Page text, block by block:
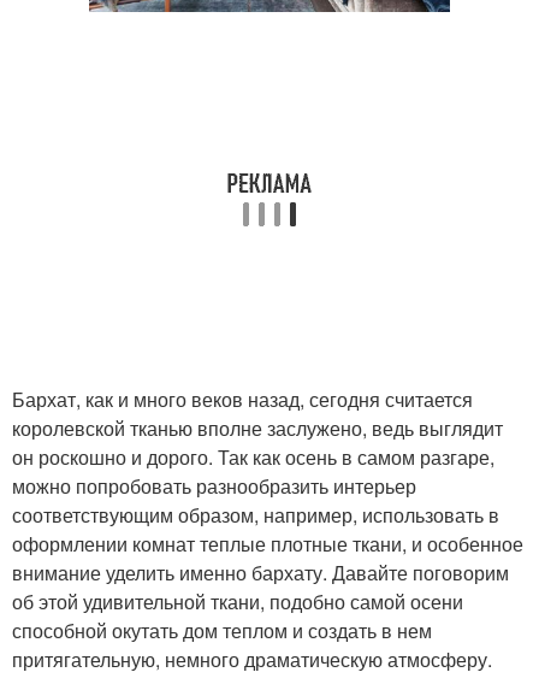
Бархат, как и много веков назад, сегодня считается
королевской тканью вполне заслужено, ведь выглядит
он роскошно и дорого. Так как осень в самом разгаре,
можно попробовать разнообразить интерьер
соответствующим образом, например, использовать в
оформлении комнат теплые плотные ткани, и особенное
внимание уделить именно бархату. Давайте поговорим
об этой удивительной ткани, подобно самой осени
способной окутать дом теплом и создать в нем
притягательную, немного драматическую атмосферу.